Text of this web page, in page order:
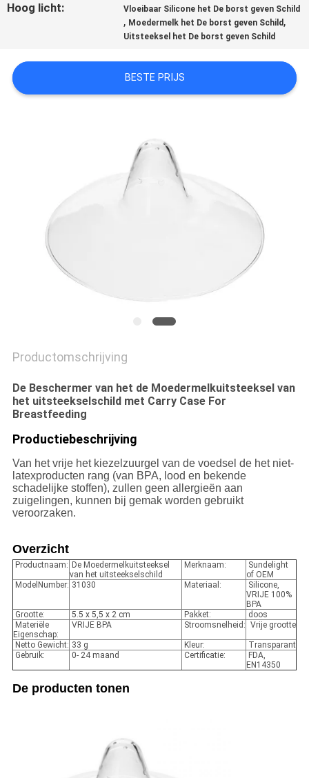
ALLE
SHOPPING
Hoog licht: Vloeibaar Silicone het De borst geven Schild
, Moedermelk het De borst geven Schild ,
Uitsteeksel het De borst geven Schild
BESTE PRIJS
Productomschrijving
De Beschermer van het de Moedermelkuitsteeksel van
het uitsteekselschild met Carry Case For
Breastfeeding
Productiebeschrijving
Van het vrije het kiezelzuurgel van de voedsel de het niet-
latexproducten rang (van BPA, lood en bekende
schadelijke stoffen), zullen geen allergieën aan
zuigelingen, kunnen bij gemak worden gebruikt
veroorzaken.
Overzicht
Productnaam: De Moedermelkuitsteeksel
van het uitsteekselschild
Merknaam:
Sundelight
of OEM
ModelNumber: 31030 Materiaal:
Silicone,
VRIJE 100%
BPA
Grootte:
5.5 x 5,5 x 2 cm Pakket:
doos
Materiële
Eigenschap:
VRIJE BPA Stroomsnelheid: Vrije grootte
Netto Gewicht: 33 g Kleur:
Transparant
Gebruik:
0- 24 maand Certificatie:
FDA,
EN14350
De producten tonen